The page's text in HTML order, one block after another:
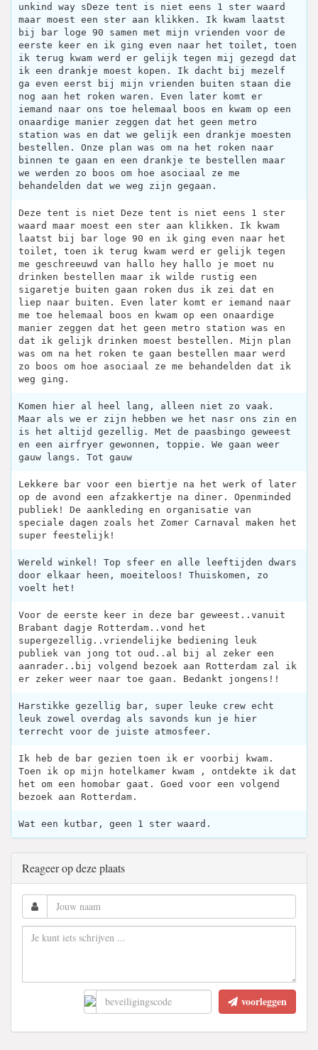
unkind way sDeze tent is niet eens 1 ster waard
maar moest een ster aan klikken. Ik kwam laatst
bij bar loge 90 samen met mijn vrienden voor de
eerste keer en ik ging even naar het toilet, toen
ik terug kwam werd er gelijk tegen mij gezegd dat
ik een drankje moest kopen. Ik dacht bij mezelf
ga even eerst bij mijn vrienden buiten staan die
nog aan het roken waren. Even later komt er
iemand naar ons toe helemaal boos en kwam op een
onaardige manier zeggen dat het geen metro
station was en dat we gelijk een drankje moesten
bestellen. Onze plan was om na het roken naar
binnen te gaan en een drankje te bestellen maar
we werden zo boos om hoe asociaal ze me
behandelden dat we weg zijn gegaan.
Deze tent is niet Deze tent is niet eens 1 ster
waard maar moest een ster aan klikken. Ik kwam
laatst bij bar loge 90 en ik ging even naar het
toilet, toen ik terug kwam werd er gelijk tegen
me geschreeuwd van hallo hey hallo je moet nu
drinken bestellen maar ik wilde rustig een
sigaretje buiten gaan roken dus ik zei dat en
liep naar buiten. Even later komt er iemand naar
me toe helemaal boos en kwam op een onaardige
manier zeggen dat het geen metro station was en
dat ik gelijk drinken moest bestellen. Mijn plan
was om na het roken te gaan bestellen maar werd
zo boos om hoe asociaal ze me behandelden dat ik
weg ging.
Komen hier al heel lang, alleen niet zo vaak.
Maar als we er zijn hebben we het nasr ons zin en
is het altijd gezellig. Met de paasbingo geweest
en een airfryer gewonnen, toppie. We gaan weer
gauw langs. Tot gauw
Lekkere bar voor een biertje na het werk of later
op de avond een afzakkertje na diner. Openminded
publiek! De aankleding en organisatie van
speciale dagen zoals het Zomer Carnaval maken het
super feestelijk!
Wereld winkel! Top sfeer en alle leeftijden dwars
door elkaar heen, moeiteloos! Thuiskomen, zo
voelt het!
Voor de eerste keer in deze bar geweest..vanuit
Brabant dagje Rotterdam..vond het
supergezellig..vriendelijke bediening leuk
publiek van jong tot oud..al bij al zeker een
aanrader..bij volgend bezoek aan Rotterdam zal ik
er zeker weer naar toe gaan. Bedankt jongens!!
Harstikke gezellig bar, super leuke crew echt
leuk zowel overdag als savonds kun je hier
terrecht voor de juiste atmosfeer.
Ik heb de bar gezien toen ik er voorbij kwam.
Toen ik op mijn hotelkamer kwam , ontdekte ik dat
het om een homobar gaat. Goed voor een volgend
bezoek aan Rotterdam.
Wat een kutbar, geen 1 ster waard.
Reageer op deze plaats
voorleggen